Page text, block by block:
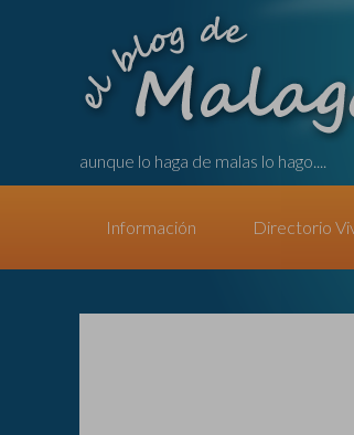
aunque lo haga de malas lo hago....
Información Directorio